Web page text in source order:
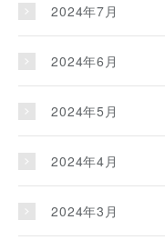
2024年7月
2024年6月
2024年5月
2024年4月
2024年3月